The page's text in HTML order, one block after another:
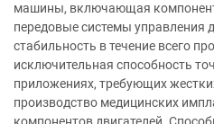
машины, включающая
передовые системы управления
стабильность в течение всего
исключительная способность
приложениях, требующих
производство медицинских